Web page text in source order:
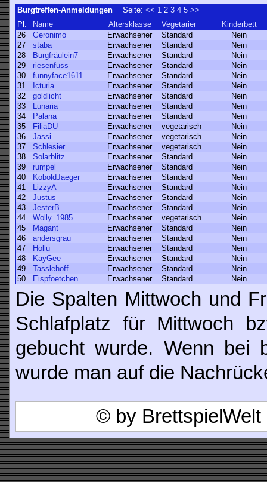
Burgtreffen-Anmeldungen Seite:<< 1 23 4 5 >>
Pl.
Name Altersklasse Vegetarier
Kinderbett
26
Geronimo Erwachsener Standard
Nein
27
staba Erwachsener Standard
Nein
28
Burgfräulein7 Erwachsener Standard
Nein
29
riesenfuss Erwachsener Standard
Nein
30
funnyface1611 Erwachsener Standard
Nein
31
Icturia Erwachsener Standard
Nein
32
goldlicht Erwachsener Standard
Nein
33
Lunaria Erwachsener Standard
Nein
34
Palana Erwachsener Standard
Nein
35
FiliaDU Erwachsener vegetarisch
Nein
36
Jassi Erwachsener vegetarisch
Nein
37
Schlesier Erwachsener vegetarisch
Nein
38
Solarblitz Erwachsener Standard
Nein
39
rumpel Erwachsener Standard
Nein
40
KoboldJaeger Erwachsener Standard
Nein
41
LizzyA Erwachsener Standard
Nein
42
Justus Erwachsener Standard
Nein
43
JesterB Erwachsener Standard
Nein
44
Wolly_1985 Erwachsener vegetarisch
Nein
45
Magant Erwachsener Standard
Nein
46
andersgrau Erwachsener Standard
Nein
47
Hollu Erwachsener Standard
Nein
48
KayGee Erwachsener Standard
Nein
49
Tasslehoff Erwachsener Standard
Nein
50
Eispfoetchen Erwachsener Standard Nein
Die Spalten Mittwoch und
Schlafplatz für Mittwoch
gebucht wurde. Wenn bei
wurde man auf die
© by